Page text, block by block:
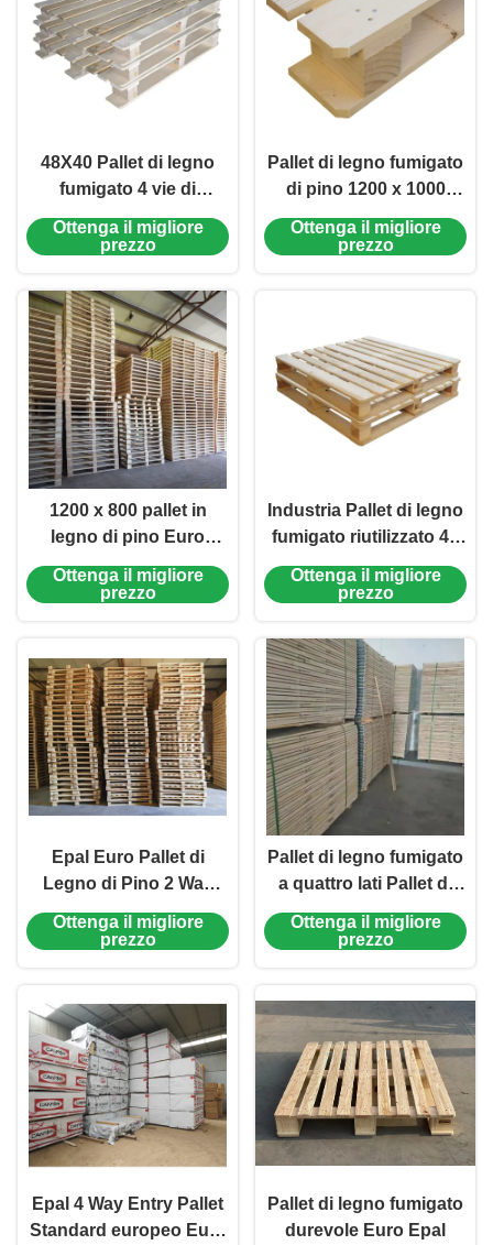
48X40 Pallet di legno
fumigato 4 vie di
ingresso tipo pallet di
legno di pino
Ottenga il migliore
prezzo
Pallet di legno fumigato
di pino 1200 x 1000
pallet di legno di epal
Euro Standard
Ottenga il migliore
prezzo
1200 x 800 pallet in
legno di pino Euro
pallet di alta sicurezza
Ottenga il migliore
prezzo
Industria Pallet di legno
fumigato riutilizzato 40
X 48 4 Way Pallet
Ottenga il migliore
prezzo
Epal Euro Pallet di
Legno di Pino 2 Way
Pallet e 4 Way Pallet
Ottenga il migliore
prezzo
Pallet di legno fumigato
a quattro lati Pallet di
legno europeo
Dimensione 1200 * 800 *
Ottenga il migliore
prezzo
Epal 4 Way Entry Pallet
Standard europeo Euro
Pallet di legno fumigato
durevole Euro Epal